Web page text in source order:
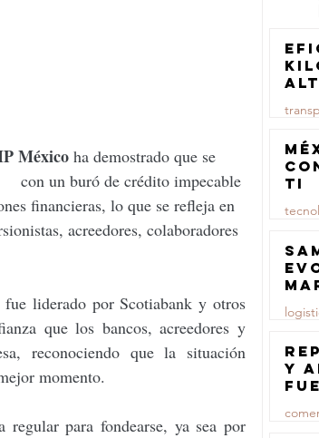
México ha demostrado que se
con un buró de crédito impecable
financieras, lo que se refleja en
acreedores, colaboradores
liderado por Scotiabank y otros
que los bancos, acreedores y
reconociendo que la situación
momento.
para fondearse, ya sea por
23 jul
TI
23 jul
23 jul
y